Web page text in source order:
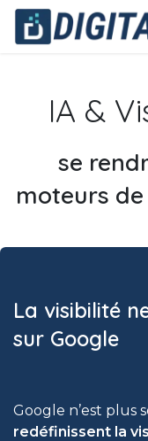
Skip to Content
IA &
se
moteurs
La visibilité
sur Google
Google n’est plus
redéfinissent la